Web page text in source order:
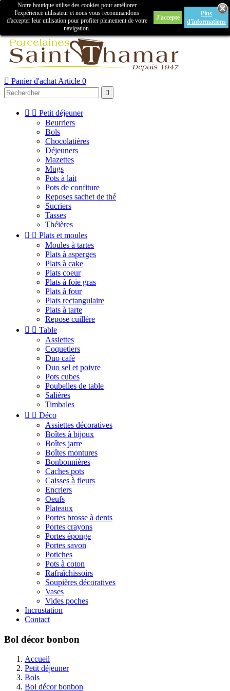
Créer un compteConnexion
 Panier d'achat Article 0

Notre boutique utilise des cookies pour améliorer
l'expérience utilisateur et nous vous recommandons
d'accepter leur utilisation pour profiter pleinement de votre
navigation.
J'accepte
Plus
d'informations
  Petit déjeuner
Beurriers
Bols
Chocolatières
Déjeuners
Mazettes
Mugs
Pots à lait
Pots de confiture
Reposes sachet de thé
Sucriers
Tasses
Théières
  Plats et moules
Moules à tartes
Plats à asperges
Plats à cake
Plats coeur
Plats à foie gras
Plats à four
Plats rectangulaire
Plats à tarte
Repose cuillère
  Table
Assiettes
Coquetiers
Duo café
Duo sel et poivre
Pots cubes
Poubelles de table
Salières
Timbales
  Déco
Assiettes décoratives
Boîtes à bijoux
Boîtes jarre
Boîtes montures
Bonbonnières
Caches pots
Caisses à fleurs
Encriers
Oeufs
Plateaux
Portes brosse à dents
Portes crayons
Portes éponge
Portes savon
Potiches
Pots à coton
Rafraîchissoirs
Soupières décoratives
Vases
Vides poches
Incrustation
Contact
Bol décor bonbon
Accueil
Petit déjeuner
Bols
Bol décor bonbon